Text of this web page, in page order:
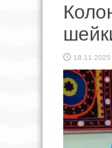
18.11.2025